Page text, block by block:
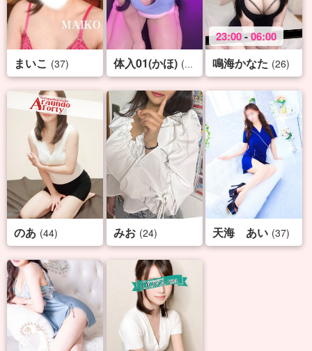
まいこ (37) 体入01(かほ) (19)
23:00-06:00
鳴海かなた (26)
のあ (44) みお (24) 天海 あい (37)